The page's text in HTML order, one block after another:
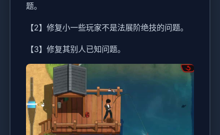
题。
【2】修复小一些玩家不是法展阶绝技的问题。
【3】修复其别人已知问题。